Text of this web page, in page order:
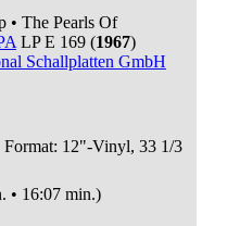
• The Pearls Of
LP E 169 (1967)
Schallplatten GmbH
Format: 12"-Vinyl, 33 1/3
• 16:07 min.)